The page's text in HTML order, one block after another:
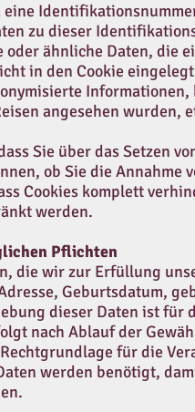
zu dieser
ähnliche Daten, die
in den Cookie
Informationen,
angesehen wurden,
Sie über das Setzen
ob Sie die Annahme
Cookies komplett
werden.
Pflichten
die wir zur Erfüllung
Geburtsdatum,
dieser Daten ist für
nach Ablauf der
für die
werden benötigt,